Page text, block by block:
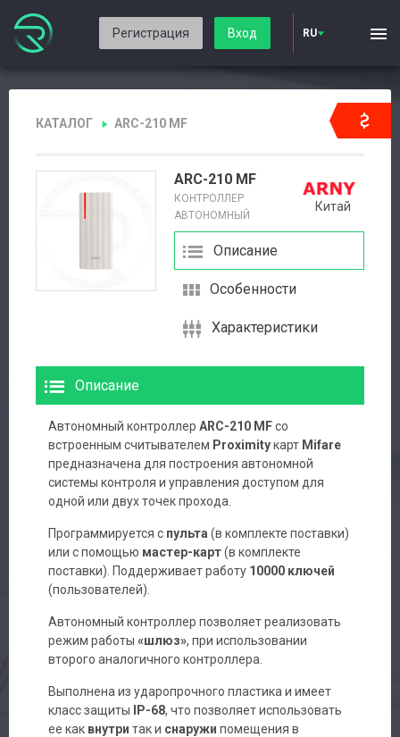
Регистрация Вход RU
КАТАЛОГ ARC-210 MF
ARC-210 MF
КОНТРОЛЛЕР
АВТОНОМНЫЙ
Китай
Описание
Особенности
Характеристики
Описание
Автономный контроллер ARC-210 MFсо
встроенным считывателем Proximityкарт Mifare
предназначена для построения автономной
системы контроля и управления доступом для
одной или двух точек прохода.
Программируется с пульта (в комплекте поставки)
или с помощью мастер-карт(в комплекте
поставки). Поддерживает работу 10000 ключей
(пользователей).
Автономный контроллер позволяет реализовать
режим работы «шлюз», при использовании
второго аналогичного контроллера.
Выполнена из ударопрочного пластика и имеет
класс защиты
IP-68, что позволяет использовать
ее как внутри так и снаружи помещения в